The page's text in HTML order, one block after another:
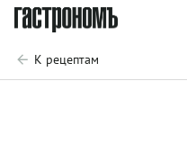
К рецептам